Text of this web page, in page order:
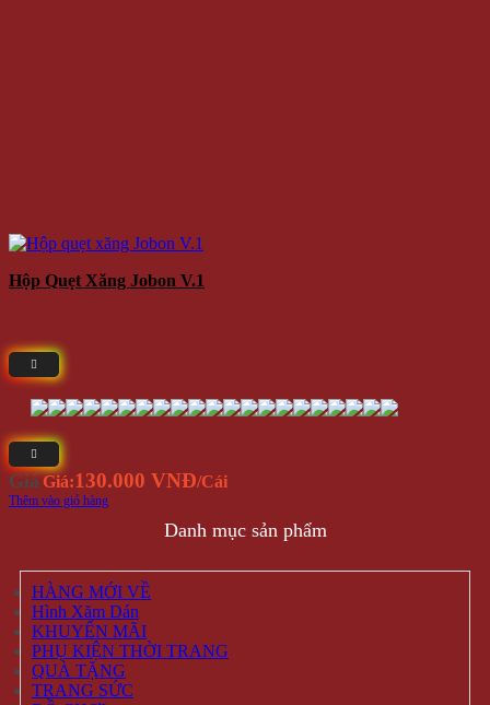
Hộp Quẹt Xăng Jobon V.1
Giá Giá:130.000 VNĐ/Cái
Thêm vào giỏ hàng
Danh mục sản phẩm
HÀNG MỚI VỀ
Hình Xăm Dán
KHUYẾN MÃI
PHỤ KIỆN THỜI TRANG
QUÀ TẶNG
TRANG SỨC